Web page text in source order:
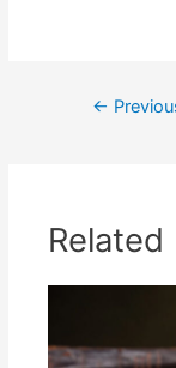
Navigare
←
Related